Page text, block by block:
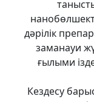
дәрілік
заманауи
ғылыми
Кездесу